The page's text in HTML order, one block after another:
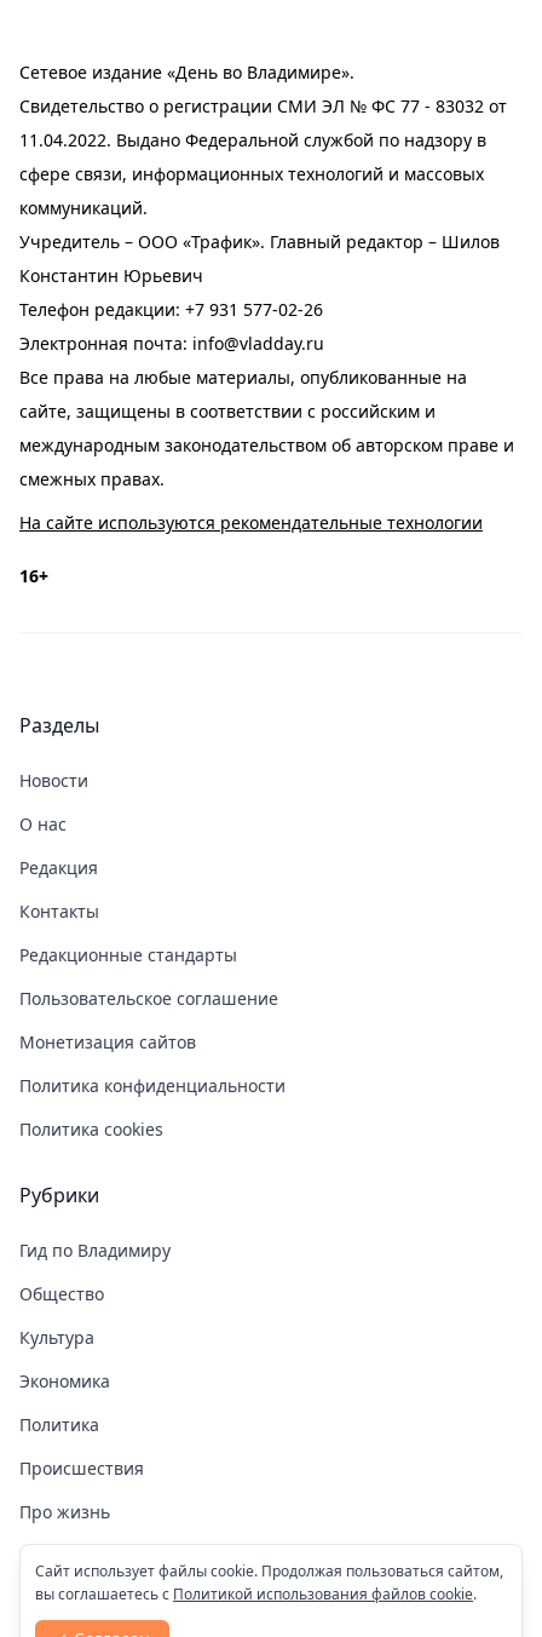
Сетевое издание «День во Владимире».
Свидетельство о регистрации СМИ ЭЛ № ФС 77 - 83032 от
11.04.2022. Выдано Федеральной службой по надзору в
сфере связи, информационных технологий и массовых
коммуникаций.
Учредитель – ООО «Трафик». Главный редактор – Шилов
Константин Юрьевич
Телефон редакции: +7 931 577-02-26
Электронная почта: info@vladday.ru
Все права на любые материалы, опубликованные на
сайте, защищены в соответствии с российским и
международным законодательством об авторском праве и
смежных правах.
На сайте используются рекомендательные технологии
16+
Разделы
Новости
О нас
Редакция
Контакты
Редакционные стандарты
Пользовательское соглашение
Монетизация сайтов
Политика конфиденциальности
Политика cookies
Рубрики
Гид по Владимиру
Общество
Культура
Экономика
Политика
Происшествия
Про жизнь
Здоровье
COVID-19
Сайт использует файлы cookie. Продолжая пользоваться сайтом,
вы соглашаетесь с Политикой использования файлов cookie.